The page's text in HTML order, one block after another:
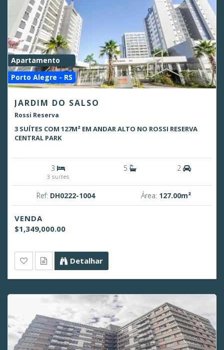
Apartamento
Porto Alegre - RS
JARDIM DO SALSO
Rossi Reserva
3 SUÍTES COM 127M² EM ANDAR ALTO NO ROSSI RESERVA
CENTRAL PARK
3
3 suítes
5 2
Ref: DH0222-1004 Área: 127.00m²
VENDA
$1,349,000.00
Detalhar